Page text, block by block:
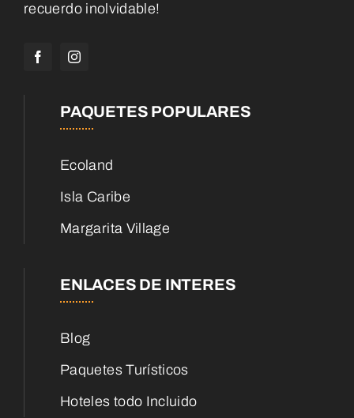
recuerdo inolvidable!
PAQUETES POPULARES
Ecoland
Isla Caribe
Margarita Village
ENLACES DE INTERES
Blog
Paquetes Turísticos
Hoteles todo Incluido